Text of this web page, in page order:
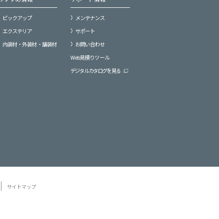
ピックアップ
エクステリア
内装材・外装材・舗装材
メンテナンス
サポート
お問い合わせ
Web見積りツール
デジタルカタログを見る
サイトマップ